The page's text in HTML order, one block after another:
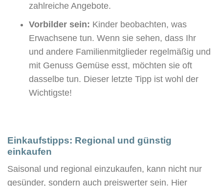
zahlreiche Angebote.
Vorbilder sein: Kinder beobachten, was
Erwachsene tun. Wenn sie sehen, dass Ihr
und andere Familienmitglieder regelmäßig und
mit Genuss Gemüse esst, möchten sie oft
dasselbe tun. Dieser letzte Tipp ist wohl der
Wichtigste!
Einkaufstipps: Regional und günstig
einkaufen
Saisonal und regional einzukaufen, kann nicht nur
gesünder, sondern auch preiswerter sein. Hier